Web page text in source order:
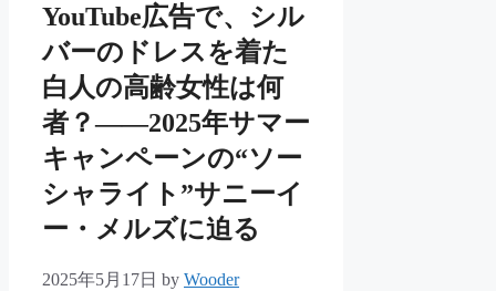
YouTube広告で、シル
バーのドレスを着た
白人の高齢女性は何
者？――2025年サマー
キャンペーンの“ソー
シャライト”サニーイ
ー・メルズに迫る
2025年5月17日 by Wooder